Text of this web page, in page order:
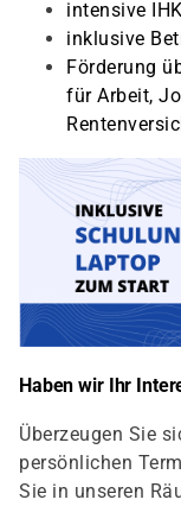
intensive
inklusive
Förderung
für Arbeit,
Haben wir Ihr
Überzeugen Sie
persönlichen
Sie in unseren